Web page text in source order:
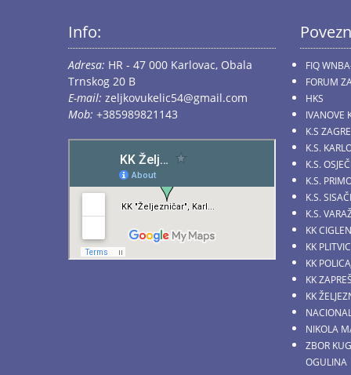
Info:
Adresa: HR - 47 000 Karlovac, Obala
Trnskog 20 B
E-mail: zeljkovukelic54@gmail.com
Mob: +385989821143
FIQ
FORUM
HKS
IVANOVE
K.S
K.S.
K.S.
K.S.
K.S.
K.S.
KK
KK
KK
KK
KK
NIKOLA
ZBOR
OGULINA